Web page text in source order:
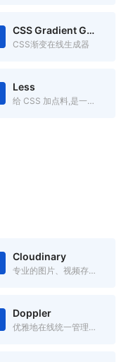
CSS Gradient Generator
CSS渐变在线生成器
Less
给 CSS 加点料,是一门向后兼容的 CSS 扩展语言。
Cloudinary
专业的图片、视频存储管理服务，提供各种语言的API
Doppler
优雅地在线统一管理各项配置，替代本地.env文件，跨语言跨平台